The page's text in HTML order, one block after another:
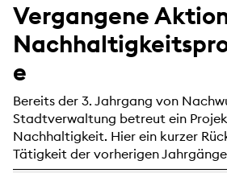
Vergangene
e
Bereits der 3. Jahrgang von
Stadtverwaltung betreut ein
Nachhaltigkeit. Hier ein kurzer
Tätigkeit der vorherigen